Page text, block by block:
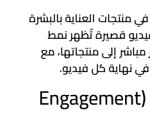
العناية بالبشرة
قصيرة تُظهر نمط
إلى منتجاتها، مع
نهاية كل فيديو.
2. حملات التفاعل (Engagement